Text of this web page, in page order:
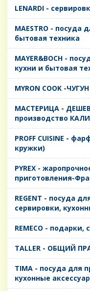
LENARDI -
MAESTRO - посуда
бытовая техника
MAYER&BOCH -
кухни и бытовая
MYRON COOK -ЧУГУН
MАСТЕРИЦА -
производство
PROFF CUISINE -
кружки)
PYREX -
приготовления-
REGENT - посуда
сервировки,
REMECO -
TALLER - ОБЩИЙ
TIMA - посуда для
кухонные